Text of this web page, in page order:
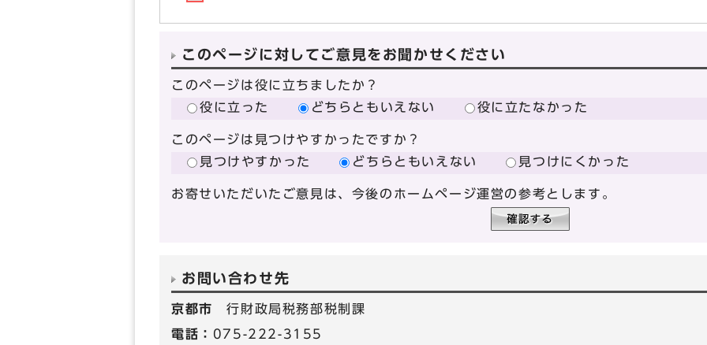
このページに対してご意見をお聞かせください
このページは役に立ちましたか？
役に立った
どちらともいえない 役に立たなかった
このページは見つけやすかったですか？
見つけやすかった
どちらともいえない 見つけにくかった
お寄せいただいたご意見は、今後のホームページ運営の参考とします。
お問い合わせ先
京都市行財政局税務部税制課
電話： 075-222-3155